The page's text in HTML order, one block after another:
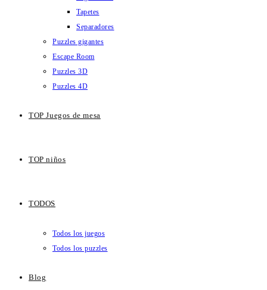
Tapetes
Separadores
Puzzles gigantes
Escape Room
Puzzles 3D
Puzzles 4D
TOP Juegos de mesa
TOP niños
TODOS
Todos los juegos
Todos los puzzles
Blog